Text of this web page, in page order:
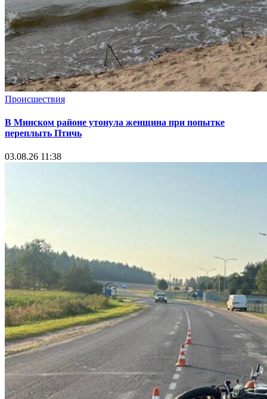
Происшествия
В Минском районе утонула женщина при попытке
переплыть Птичь
03.08.26 11:38